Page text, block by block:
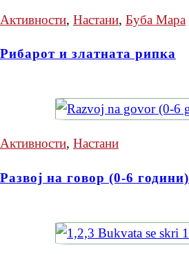
Активности, Настани, Буба Мара
Рибарот и златната рипка
Активности, Настани
Развој на говор (0-6 години)